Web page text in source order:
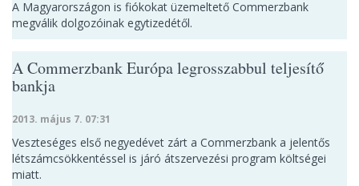
A Magyarországon is fiókokat üzemeltető Commerzbank
megválik dolgozóinak egytizedétől.
A Commerzbank Európa legrosszabbul teljesítő
bankja
2013. május 7. 07:31
Veszteséges első negyedévet zárt a Commerzbank a jelentős
létszámcsökkentéssel is járó átszervezési program költségei
miatt.